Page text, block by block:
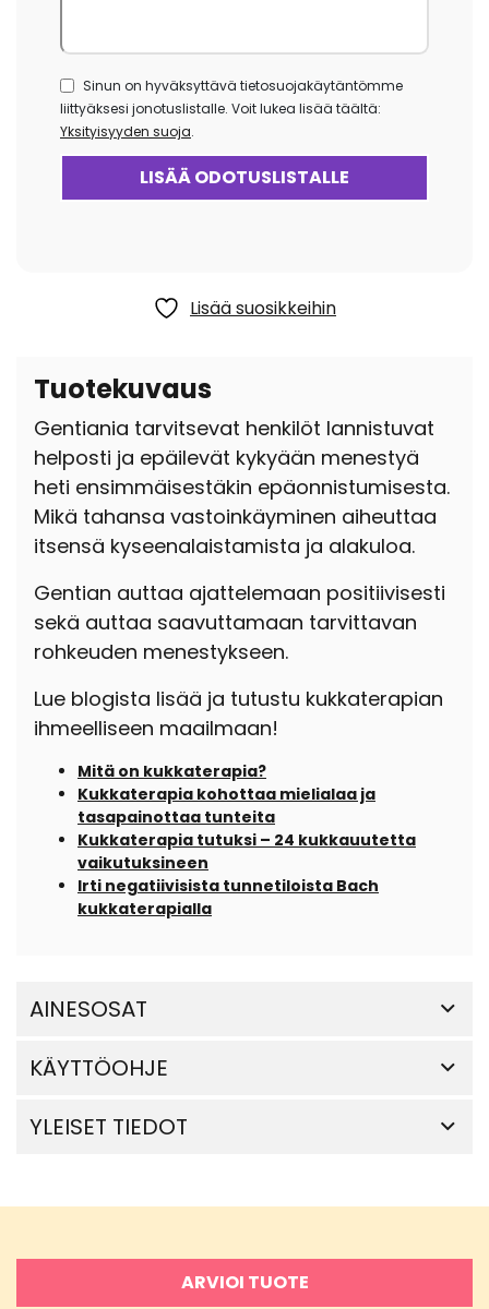
Sinun on hyväksyttävä tietosuojakäytäntömme
liittyäksesi jonotuslistalle. Voit lukea lisää täältä:
Yksityisyyden suoja.
Lisää suosikkeihin
Tuotekuvaus
Gentiania tarvitsevat henkilöt lannistuvat
helposti ja epäilevät kykyään menestyä
heti ensimmäisestäkin epäonnistumisesta.
Mikä tahansa vastoinkäyminen aiheuttaa
itsensä kyseenalaistamista ja alakuloa.
Gentian auttaa ajattelemaan positiivisesti
sekä auttaa saavuttamaan tarvittavan
rohkeuden menestykseen.
Lue blogista lisää ja tutustu kukkaterapian
ihmeelliseen maailmaan!
Mitä on kukkaterapia?
Kukkaterapia kohottaa mielialaa ja
tasapainottaa tunteita
Kukkaterapia tutuksi – 24 kukkauutetta
vaikutuksineen
Irti negatiivisista tunnetiloista Bach
kukkaterapialla
AINESOSAT
KÄYTTÖOHJE
YLEISET TIEDOT
ARVIOI TUOTE